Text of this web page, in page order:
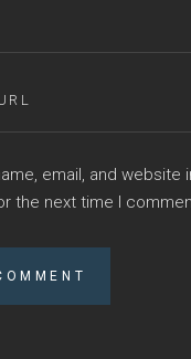
email, and website
the next time I